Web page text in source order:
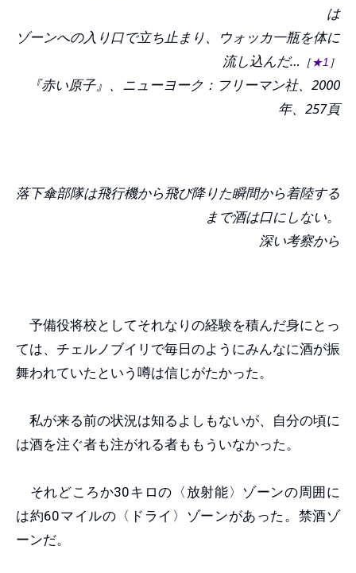
は
ゾーンへの入り口で立ち止まり、ウォッカ一瓶を体に
流し込んだ… ［★1 ］
『赤い原子』、ニューヨーク：フリーマン社、2000
年、257頁
落下傘部隊は飛行機から飛び降りた瞬間から着陸する
まで酒は口にしない。
深い考察から
予備役将校としてそれなりの経験を積んだ身にとっ
ては、チェルノブイリで毎日のようにみんなに酒が振
舞われていたという噂は信じがたかった。
私が来る前の状況は知るよしもないが、自分の頃に
は酒を注ぐ者も注がれる者ももういなかった。
それどころか30キロの〈放射能〉ゾーンの周囲に
は約60マイルの〈ドライ〉ゾーンがあった。禁酒ゾ
ーンだ。